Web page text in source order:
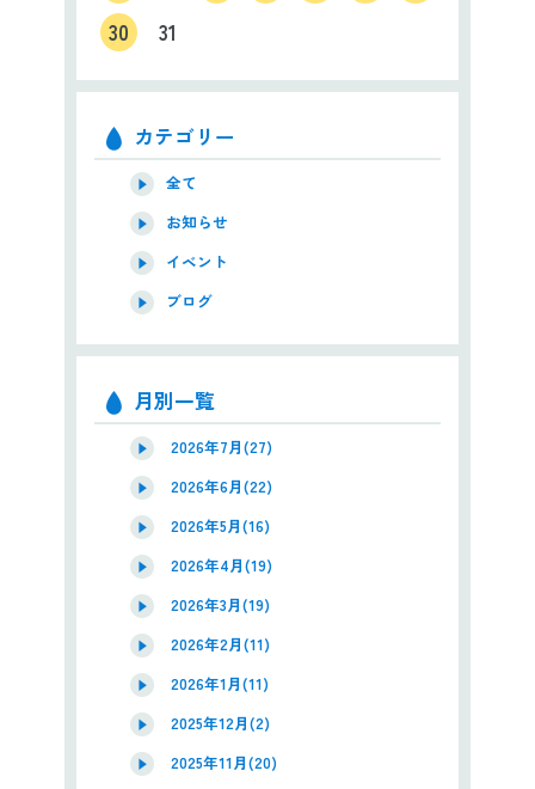
30
31
カテゴリー
全て
お知らせ
イベント
ブログ
月別一覧
2026年7月(27)
2026年6月(22)
2026年5月(16)
2026年4月(19)
2026年3月(19)
2026年2月(11)
2026年1月(11)
2025年12月(2)
2025年11月(20)